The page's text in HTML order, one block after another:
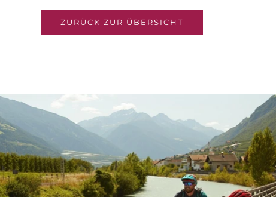
ZURÜCK ZUR ÜBERSICHT